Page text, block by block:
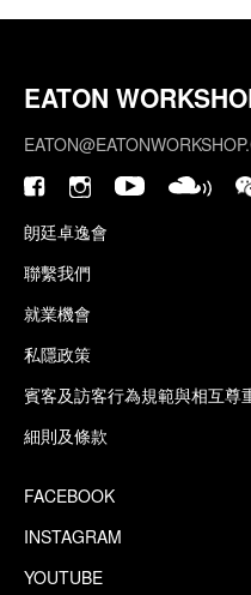
EATON
朗廷卓逸會
聯繫我們
就業機會
私隱政策
賓客及訪客行為規範與相互尊
細則及條款
FACEBOOK
INSTAGRAM
YOUTUBE